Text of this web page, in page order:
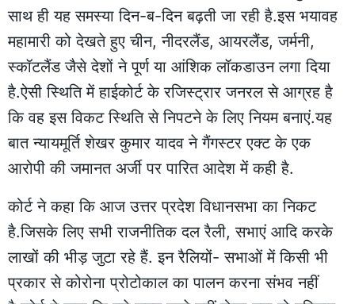
साथ ही यह समस्या दिन-ब-दिन बढ़ती जा रही है.इस भयावह
महामारी को देखते हुए चीन, नीदरलैंड, आयरलैंड, जर्मनी,
स्कॉटलैंड जैसे देशों ने पूर्ण या आंशिक लॉकडाउन लगा दिया
है.ऐसी स्थिति में हाईकोर्ट के रजिस्ट्रार जनरल से आग्रह है
कि वह इस विकट स्थिति से निपटने के लिए नियम बनाएं.यह
बात न्यायमूर्ति शेखर कुमार यादव ने गैंगस्टर एक्ट के एक
आरोपी की जमानत अर्जी पर पारित आदेश में कही है.
कोर्ट ने कहा कि आज उत्तर प्रदेश विधानसभा का निकट
है.जिसके लिए सभी राजनीतिक दल रैली, सभाएं आदि करके
लाखों की भीड़ जुटा रहे हैं. इन रैलियों- सभाओं में किसी भी
प्रकार से कोरोना प्रोटोकाल का पालन करना संभव नहीं